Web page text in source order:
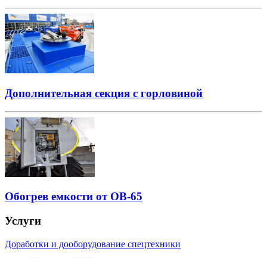
Дополнительная секция с горловиной
Обогрев емкости от ОВ-65
Услуги
Доработки и дооборудование спецтехники